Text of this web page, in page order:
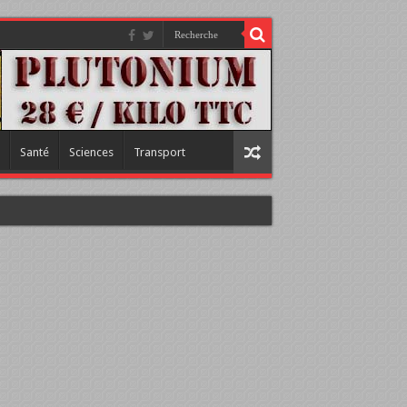
Santé Sciences Transport